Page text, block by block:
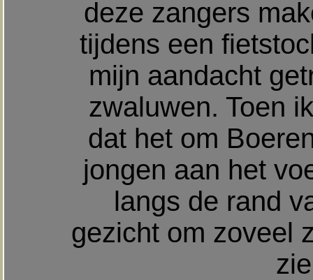
deze zangers
tijdens een
mijn aandacht
zwaluwen. Toen
dat het om
jongen aan het
langs de rand
gezicht om zoveel